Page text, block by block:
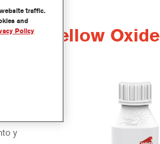
Yellow Oxide
del
y
traffic.
and
Policy